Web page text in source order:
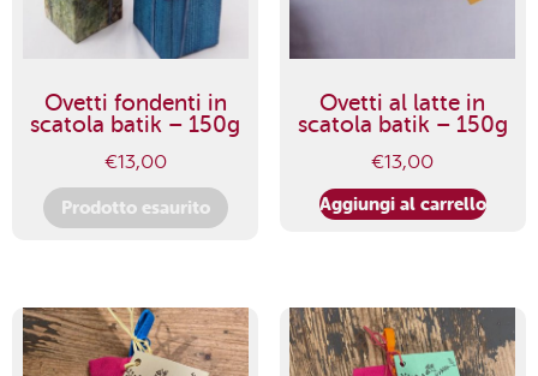
Ovetti fondenti in
scatola batik – 150g
€13,00
Prodotto esaurito
Ovetti al latte in
scatola batik – 150g
€13,00
Aggiungi al carrello